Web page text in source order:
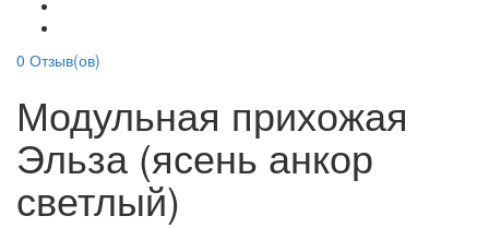
0 Отзыв(ов)
Модульная прихожая
Эльза (ясень анкор
светлый)